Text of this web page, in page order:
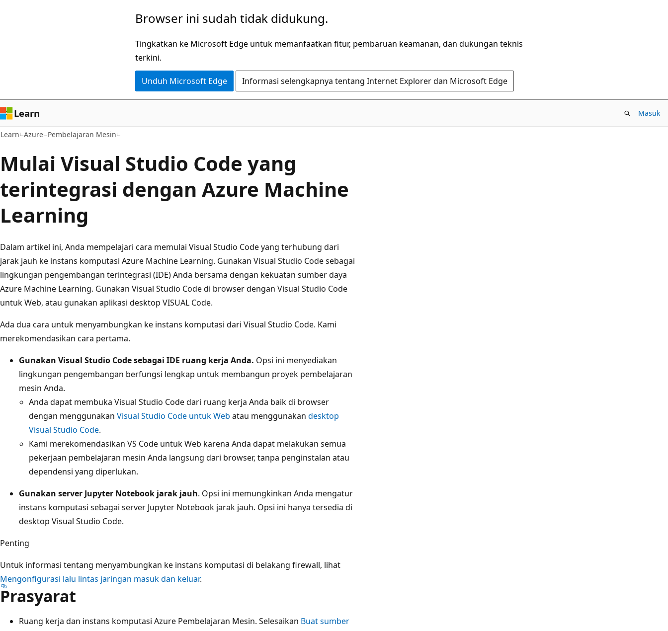
Browser ini sudah tidak didukung.
Tingkatkan ke Microsoft Edge untuk memanfaatkan fitur, pembaruan keamanan, dan dukungan teknis
terkini.
Unduh Microsoft Edge Informasi selengkapnya tentang Internet Explorer dan Microsoft Edge
Learn Masuk
Learn Azure Pembelajaran Mesin
Mulai Visual Studio Code yang
terintegrasi dengan Azure Machine
Learning
Dalam artikel ini, Anda mempelajari cara memulai Visual Studio Code yang terhubung dari
jarak jauh ke instans komputasi Azure Machine Learning. Gunakan Visual Studio Code sebagai
lingkungan pengembangan terintegrasi (IDE) Anda bersama dengan kekuatan sumber daya
Azure Machine Learning. Gunakan Visual Studio Code di browser dengan Visual Studio Code
untuk Web, atau gunakan aplikasi desktop VISUAL Code.
Ada dua cara untuk menyambungkan ke instans komputasi dari Visual Studio Code. Kami
merekomendasikan cara pertama.
Gunakan Visual Studio Code sebagai IDE ruang kerja Anda. Opsi ini menyediakan
lingkungan pengembangan berfungsi lengkap untuk membangun proyek pembelajaran
mesin Anda.
Anda dapat membuka Visual Studio Code dari ruang kerja Anda baik di browser
dengan menggunakan Visual Studio Code untuk Web atau menggunakan desktop
Visual Studio Code.
Kami merekomendasikan VS Code untuk Web karena Anda dapat melakukan semua
pekerjaan pembelajaran mesin Anda langsung dari browser, tanpa penginstalan atau
dependensi yang diperlukan.
Gunakan server Jupyter Notebook jarak jauh. Opsi ini memungkinkan Anda mengatur
instans komputasi sebagai server Jupyter Notebook jarak jauh. Opsi ini hanya tersedia di
desktop Visual Studio Code.
Penting
Untuk informasi tentang menyambungkan ke instans komputasi di belakang firewall, lihat
Mengonfigurasi lalu lintas jaringan masuk dan keluar.
Prasyarat
Ruang kerja dan instans komputasi Azure Pembelajaran Mesin. Selesaikan Buat sumber